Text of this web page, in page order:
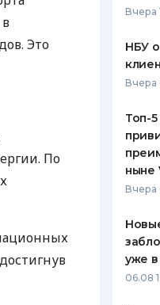
ОБЗОР
ВСЕ
Это
По
Вчера
НБУ
Вчера
Топ-
ныне
Вчера
уже в
06.08